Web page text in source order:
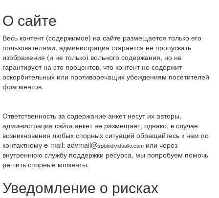
О сайте
Весь контент (содержимое) на сайте размещается только его
пользователями, администрация старается не пропускать
изображения (и не только) вольного содержания, но не
гарантирует на сто процентов, что контент не содержит
оскорбительных или противоречащих убеждениям посетителей
фрагментов.
Ответственность за содержание анкет несут их авторы,
администрация сайта анкет не размещает, однако, в случае
возникновения любых спорных ситуаций обращайтесь к нам по
контактному e-mail: advmail@spbindividualki.com или через
внутреннюю службу поддержки ресурса, мы попробуем помочь
решить спорные моменты.
Уведомление о рисках